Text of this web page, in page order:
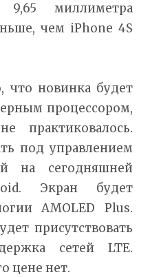
миллиметра
чем iPhone 4S
что новинка будет
процессором,
практиковалось.
под управлением
на сегодняшней
Экран будет
AMOLED Plus.
присутствовать
сетей LTE.
цене нет.